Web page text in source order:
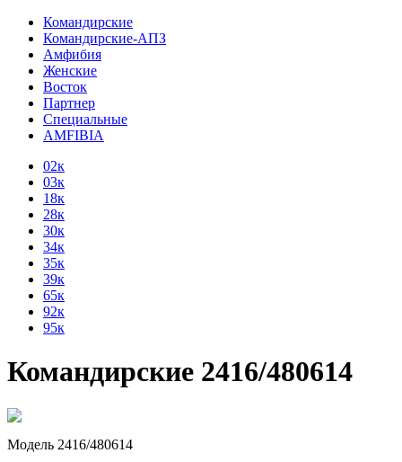
Командирские
Командирские-АПЗ
Амфибия
Женские
Восток
Партнер
Специальные
AMFIBIA
02к
03к
18к
28к
30к
34к
35к
39к
65к
92к
95к
Командирские 2416/480614
Модель 2416/480614